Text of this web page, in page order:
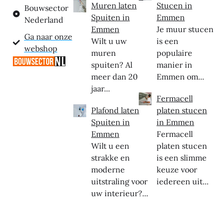
Bouwsector
Nederland
Ga naar onze
webshop
Muren laten
Spuiten in
Emmen
Wilt u uw
muren
spuiten? Al
meer dan 20
jaar...
Plafond laten
Spuiten in
Emmen
Wilt u een
strakke en
moderne
uitstraling voor
uw interieur?...
Stucen in
Emmen
Je muur stucen
is een
populaire
manier in
Emmen om...
Fermacell
platen stucen
in Emmen
Fermacell
platen stucen
is een slimme
keuze voor
iedereen uit...